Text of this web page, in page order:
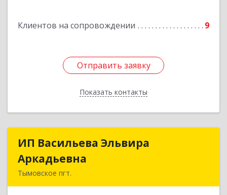
Клиентов на сопровождении 9
Отправить заявку
Показать контакты
Отправить заявку
Назад
ИП Васильева Эльвира
Аркадьевна
Тымовское пгт.
ИП Васильева Эльвира